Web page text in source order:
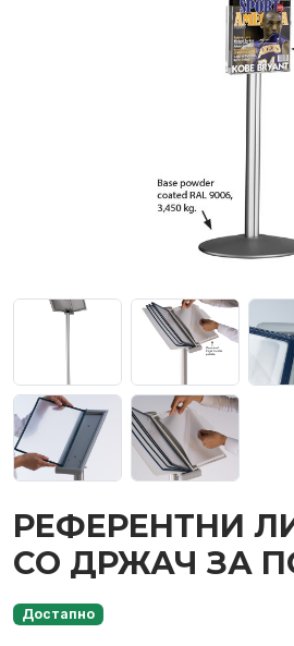
РЕФЕРЕНТНИ
СО ДРЖАЧ ЗА
Достапно